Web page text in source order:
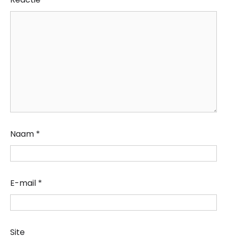
Naam *
E-mail *
Site